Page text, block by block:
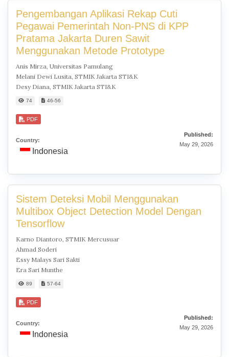
Pengembangan Aplikasi Rekap Cuti
Pegawai Pemerintah Non-PNS di KPP
Pratama Jakarta Duren Sawit
Menggunakan Metode Prototype
Anis Mirza, Universitas Pamulang
Melani Dewi Lusita, STMIK Jakarta STI&K
Desy Diana, STMIK Jakarta STI&K
74 46-56
PDF
Country:
Indonesia
Published:
May 29, 2026
Sistem Deteksi Mobil Menggunakan
Multibox Object Detection Model Dengan
Tensorflow
Karno Diantoro, STMIK Mercusuar
Ahmad Soderi
Essy Malays Sari Sakti
Era Sari Munthe
89 57-64
PDF
Country:
Indonesia
Published:
May 29, 2026